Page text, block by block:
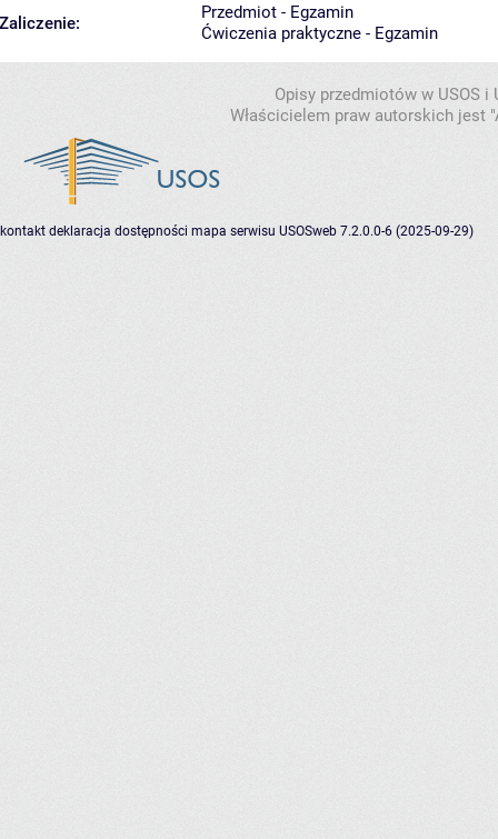
Zaliczenie:
Przedmiot - Egzamin
Ćwiczenia praktyczne - Egzamin
Opisy przedmiotów w USOS
Właścicielem praw autorskich jest
kontakt deklaracja dostępności mapa serwisu USOSweb 7.2.0.0-6 (2025-09-29)